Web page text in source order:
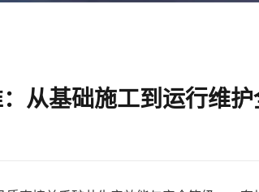
从基础施工到运行维